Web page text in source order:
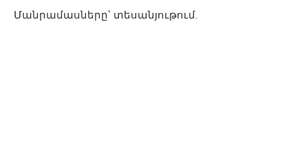
Մանրամասները՝ տեսանյութում․